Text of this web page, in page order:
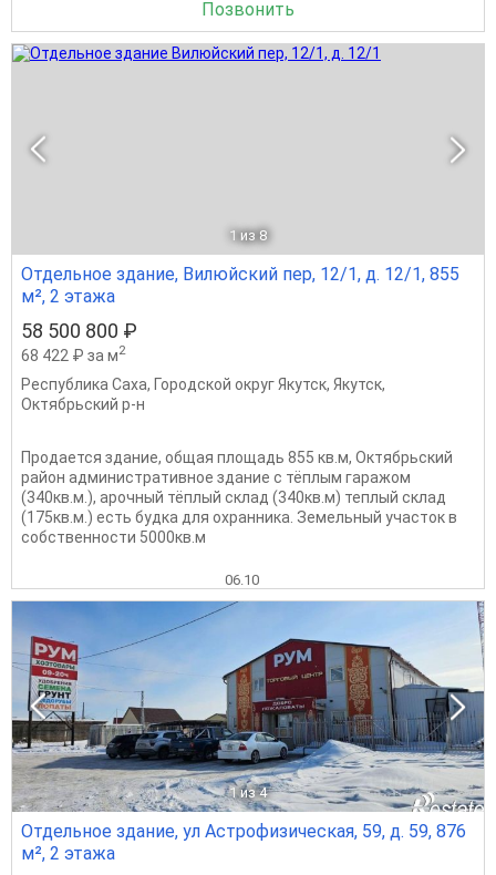
Позвонить
1 из 8
Отдельное здание, Вилюйский пер, 12/1, д. 12/1, 855
м², 2 этажа
58 500 800 ₽
68 422 ₽ за м2
Республика Саха, Городской округ Якутск, Якутск,
Октябрьский р-н
Продается здание, общая площадь 855 кв.м, Октябрьский
район административное здание с тёплым гаражом
(340кв.м.), арочный тёплый склад (340кв.м) теплый склад
(175кв.м.) есть будка для охранника. Земельный участок в
собственности 5000кв.м
06.10
1 из 4
Отдельное здание, ул Астрофизическая, 59, д. 59, 876
м², 2 этажа